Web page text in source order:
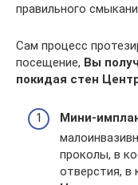
правильного
Сам процесс
посещение, Вы
покидая стен
Мини-
проколы, в
отверстия, в